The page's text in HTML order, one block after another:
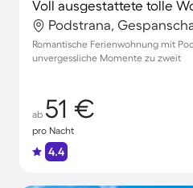
Romantische Ferienwohnung mit
unvergessliche Momente zu zweit
ab 51 €
pro Nacht
4.4